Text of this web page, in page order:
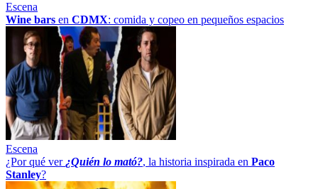
Escena
Wine bars en CDMX: comida y copeo en pequeños espacios
Escena
¿Por qué ver ¿Quién lo mató?, la historia inspirada en Paco
Stanley?